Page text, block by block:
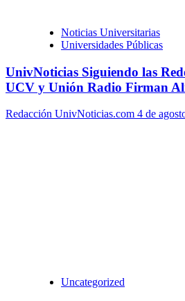
Noticias Universitarias
Universidades Públicas
UnivNoticias Siguiendo las
UCV y Unión Radio Firman
Redacción UnivNoticias.com 4 de
Uncategorized